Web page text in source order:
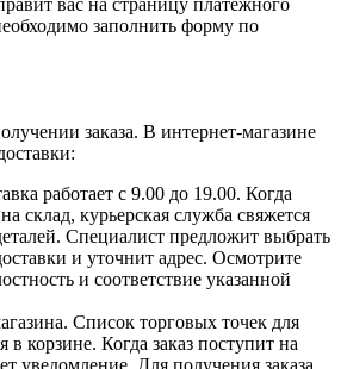
заполнить форму по
заказа. В интернет-магазине
работает с 9.00 до 19.00. Когда
склад, курьерская служба свяжется
Специалист предложит выбрать
и уточнит адрес. Осмотрите
и соответствие указанной
Список торговых точек для
в корзине. Когда заказ поступит на
уведомление. Для получения заказа